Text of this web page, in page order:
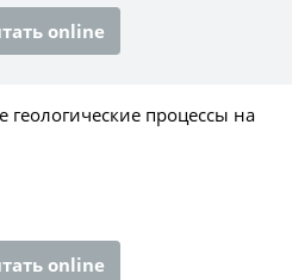
online
процессы на
online